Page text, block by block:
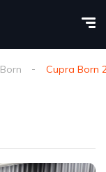
Born Cupra Born